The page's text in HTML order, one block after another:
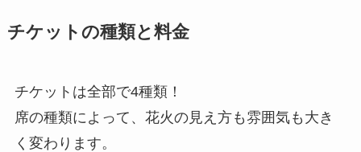
チケットの種類と料金
チケットは全部で4種類！
席の種類によって、花火の見え方も雰囲気も大き
く変わります。